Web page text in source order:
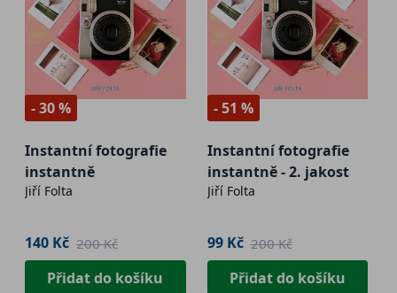
- 30 %
Instantní fotografie
instantně
Jiří Folta
140 Kč 200 Kč
Přidat do košíku
- 51 %
Instantní fotografie
instantně - 2. jakost
Jiří Folta
99 Kč 200 Kč
Přidat do košíku